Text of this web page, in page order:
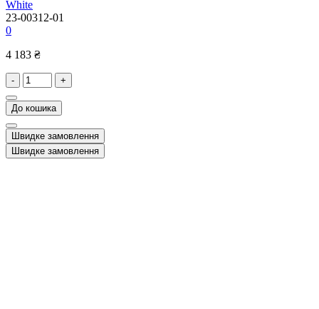
White
23-00312-01
0
4 183 ₴
- +
До кошика
Швидке замовлення
Швидке замовлення